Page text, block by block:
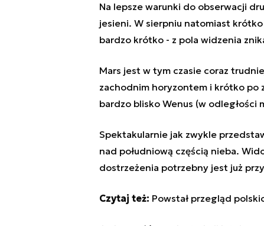
Na lepsze warunki do obserwacji
jesieni. W sierpniu natomiast
bardzo krótko - z pola widzenia
Mars jest w tym czasie coraz
zachodnim horyzontem i krótko po
bardzo blisko Wenus (w odległości
Spektakularnie jak zwykle
nad południową częścią nieba.
dostrzeżenia potrzebny jest już
Czytaj też: Powstał przegląd